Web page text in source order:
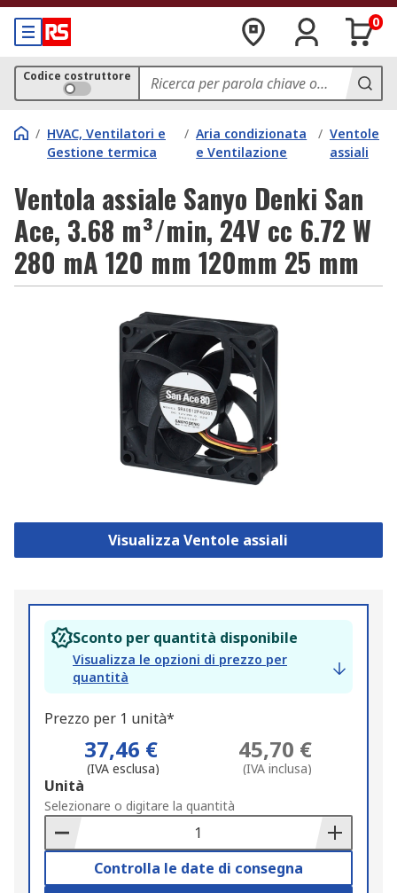
0
Codice costruttore
/ HVAC, Ventilatori e
Gestione termica
/ Aria condizionata
e Ventilazione
/ Ventole
assiali
Ventola assiale Sanyo Denki San
Ace, 3.68 m³/min, 24V cc 6.72 W
280 mA 120 mm 120mm 25 mm
Visualizza Ventole assiali
Sconto per quantità disponibile
Visualizza le opzioni di prezzo per
quantità
Prezzo per 1 unità*
37,46 €
(IVA esclusa)
45,70 €
(IVA inclusa)
Add
to
Basket
Unità
Selezionare o digitare la quantità
Controlla le date di consegna